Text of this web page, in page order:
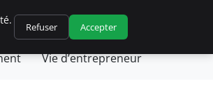
Juridique et fiscalité
Vie d’entrepreneur
Refuser Accepter